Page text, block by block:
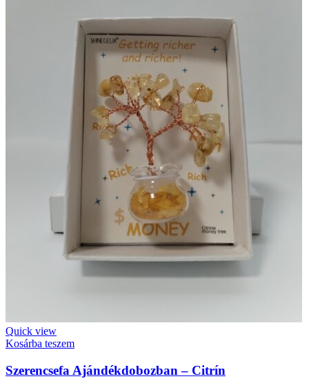
Quick view
Kosárba teszem
Szerencsefa Ajándékdobozban – Citrín